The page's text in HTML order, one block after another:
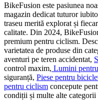
BikeFusion este pasiunea
magazin dedicat tuturor
traseu merită explorat și
calitate. Din 2024,
premium pentru ciclism.
varietatea de produse din
aventuri pe teren accidentat,
control maxim, Lumini
siguranță, Piese pentru
pentru ciclism concepute
condiții și multe alte categorii